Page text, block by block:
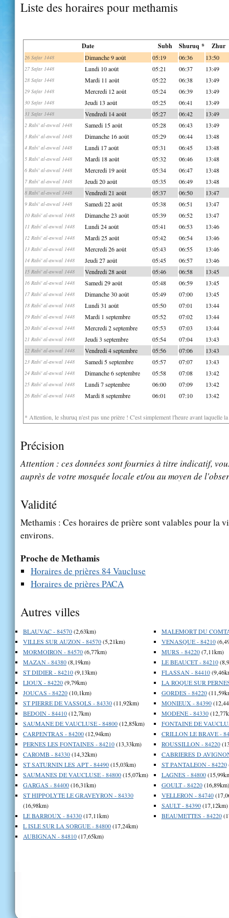
Liste des horaires pour methamis
Date Subh Shuruq * Zhur
26 Safar 1448 Dimanche 9 août 05:19 06:36 13:50
27 Safar 1448 Lundi 10 août 05:21 06:37 13:49
28 Safar 1448 Mardi 11 août 05:22 06:38 13:49
29 Safar 1448 Mercredi 12 août 05:24 06:39 13:49
30 Safar 1448 Jeudi 13 août 05:25 06:41 13:49
31 Safar 1448 Vendredi 14 août 05:27 06:42 13:49
2 Rabi' al-awwal 1448 Samedi 15 août 05:28 06:43 13:49
3 Rabi' al-awwal 1448 Dimanche 16 août 05:29 06:44 13:48
4 Rabi' al-awwal 1448 Lundi 17 août 05:31 06:45 13:48
5 Rabi' al-awwal 1448 Mardi 18 août 05:32 06:46 13:48
6 Rabi' al-awwal 1448 Mercredi 19 août 05:34 06:47 13:48
7 Rabi' al-awwal 1448 Jeudi 20 août 05:35 06:49 13:48
8 Rabi' al-awwal 1448 Vendredi 21 août 05:37 06:50 13:47
9 Rabi' al-awwal 1448 Samedi 22 août 05:38 06:51 13:47
10 Rabi' al-awwal 1448 Dimanche 23 août 05:39 06:52 13:47
11 Rabi' al-awwal 1448 Lundi 24 août 05:41 06:53 13:46
12 Rabi' al-awwal 1448 Mardi 25 août 05:42 06:54 13:46
13 Rabi' al-awwal 1448 Mercredi 26 août 05:43 06:55 13:46
14 Rabi' al-awwal 1448 Jeudi 27 août 05:45 06:57 13:46
15 Rabi' al-awwal 1448 Vendredi 28 août 05:46 06:58 13:45
16 Rabi' al-awwal 1448 Samedi 29 août 05:48 06:59 13:45
17 Rabi' al-awwal 1448 Dimanche 30 août 05:49 07:00 13:45
18 Rabi' al-awwal 1448 Lundi 31 août 05:50 07:01 13:44
19 Rabi' al-awwal 1448 Mardi 1 septembre 05:52 07:02 13:44
20 Rabi' al-awwal 1448 Mercredi 2 septembre 05:53 07:03 13:44
21 Rabi' al-awwal 1448 Jeudi 3 septembre 05:54 07:04 13:43
22 Rabi' al-awwal 1448 Vendredi 4 septembre 05:56 07:06 13:43
23 Rabi' al-awwal 1448 Samedi 5 septembre 05:57 07:07 13:43
24 Rabi' al-awwal 1448 Dimanche 6 septembre 05:58 07:08 13:42
25 Rabi' al-awwal 1448 Lundi 7 septembre 06:00 07:09 13:42
26 Rabi' al-awwal 1448 Mardi 8 septembre 06:01 07:10 13:42
* Attention, le shuruq n'est pas une prière ! C'est simplement l'heure avant laquelle
Précision
Attention : ces données sont fournies à titre indicatif,
auprès de votre mosquée locale et/ou au moyen de
Validité
Methamis : Ces horaires de prière sont valables pour la
environs.
Proche de Methamis
Horaires de prières 84 Vaucluse
Horaires de prières PACA
Autres villes
BLAUVAC - 84570(2,63km)
VILLES SUR AUZON - 84570(5,21km)
MORMOIRON - 84570(6,77km)
MAZAN - 84380(8,19km)
ST DIDIER - 84210(9,13km)
LIOUX - 84220(9,79km)
JOUCAS - 84220(10,1km)
ST PIERRE DE VASSOLS - 84330(11,92km)
BEDOIN - 84410(12,7km)
SAUMANE DE VAUCLUSE - 84800(12,85km)
CARPENTRAS - 84200(12,94km)
PERNES LES FONTAINES - 84210(13,33km)
CAROMB - 84330(14,32km)
ST SATURNIN LES APT - 84490(15,03km)
SAUMANES DE VAUCLUSE - 84800(15,07km)
GARGAS - 84400(16,31km)
ST HIPPOLYTE LE GRAVEYRON - 84330
(16,98km)
LE BARROUX - 84330(17,11km)
L ISLE SUR LA SORGUE - 84800(17,24km)
AUBIGNAN - 84810(17,65km)
MALEMORT DU
VENASQUE - 84210
MURS - 84220(7,11km)
LE BEAUCET - 84210
FLASSAN - 84410
LA ROQUE SUR
GORDES - 84220
MONIEUX - 84390
MODENE - 84330
FONTAINE DE
CRILLON LE BRAVE -
ROUSSILLON - 84220
CABRIERES D
ST PANTALEON - 84220
LAGNES - 84800
GOULT - 84220(16,89km)
VELLERON - 84740
SAULT - 84390(17,12km)
BEAUMETTES - 84220